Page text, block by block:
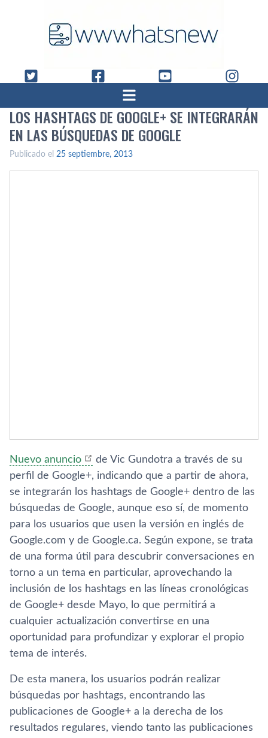
LOS HASHTAGS DE GOOGLE+ SE INTEGRARÁN
EN LAS BÚSQUEDAS DE GOOGLE
Publicado el 25 septiembre, 2013
Nuevo anuncio
de Vic Gundotra a través de su
perfil de Google+, indicando que a partir de ahora,
se integrarán los hashtags de Google+ dentro de las
búsquedas de Google, aunque eso sí­, de momento
para los usuarios que usen la versión en inglés de
Google.com y de Google.ca. Según expone, se trata
de una forma útil para descubrir conversaciones en
torno a un tema en particular, aprovechando la
inclusión de los hashtags en las lí­neas cronológicas
de Google+ desde Mayo, lo que permitirá a
cualquier actualización convertirse en una
oportunidad para profundizar y explorar el propio
tema de interés.
De esta manera, los usuarios podrán realizar
búsquedas por hashtags, encontrando las
publicaciones de Google+ a la derecha de los
resultados regulares, viendo tanto las publicaciones